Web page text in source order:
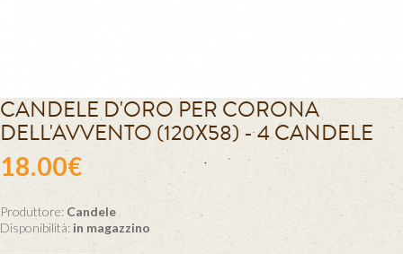
CANDELE D'ORO PER CORONA
DELL'AVVENTO (120X58) - 4 CANDELE
18.00€
Produttore: Candele
Disponibilità: in magazzino